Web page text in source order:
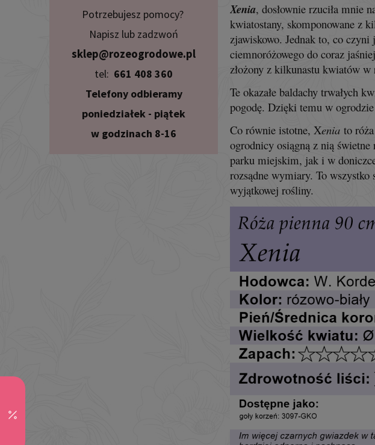
Potrzebujesz pomocy?
Napisz lub zadzwoń
sklep@rozeogrodowe.pl
tel: 661 408 360
Telefony odbieramy
poniedziałek - piątek
w godzinach 8-16
Xenia, dosłownie rzuciła mnie
kwiatostany, skomponowane z
zjawiskowo. Jednak to, co
ciemnoróżowego do coraz
złożony z kilkunastu kwiatów
Te okazałe baldachy trwałych
pogodę. Dzięki temu w
Co równie istotne, Xenia to
ogrodnicy osiągną z nią
parku miejskim, jak i w
rozsądne wymiary. To wszystko
wyjątkowej rośliny.